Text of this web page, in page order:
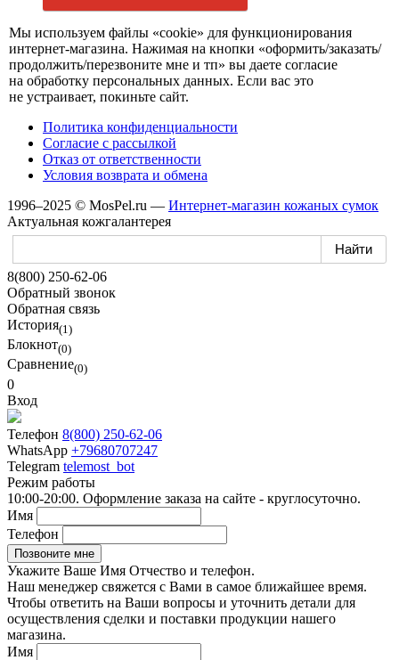
Мы используем файлы «cookie» для функционирования
интернет-магазина. Нажимая на кнопки «оформить/заказать/
продолжить/перезвоните мне и тп» вы даете согласие
на обработку персональных данных. Если вас это
не устраивает, покиньте сайт.
Политика конфиденциальности
Согласие с рассылкой
Отказ от ответственности
Условия возврата и обмена
1996–2025 © MosPel.ru — Интернет-магазин кожаных сумок
Актуальная кожгалантерея
8(800) 250-62-06
Обратный звонок
Обратная связь
История(1)
Блокнот(0)
Сравнение(0)
0
Вход
Телефон 8(800) 250-62-06
WhatsApp +79680707247
Telegram telemost_bot
Режим работы
10:00-20:00. Оформление заказа на сайте - круглосуточно.
Имя
Телефон
Укажите Ваше Имя Отчество и телефон.
Наш менеджер свяжется с Вами в самое ближайшее время.
Чтобы ответить на Ваши вопросы и уточнить детали для
осуществления сделки и поставки продукции нашего
магазина.
Имя